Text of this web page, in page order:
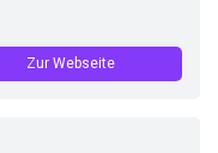
Zur Webseite